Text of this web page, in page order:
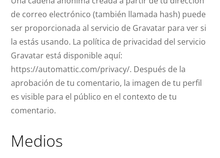
de correo electrónico (también llamada hash) puede
ser proporcionada al servicio de Gravatar para ver si
la estás usando. La política de privacidad del servicio
Gravatar está disponible aquí:
https://automattic.com/privacy/. Después de la
aprobación de tu comentario, la imagen de tu perfil
es visible para el público en el contexto de tu
comentario.
Medios